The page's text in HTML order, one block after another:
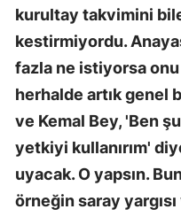
kurultay takvimini
kestirmiyordu.
fazla ne istiyorsa
herhalde artık genel
ve Kemal Bey, 'Ben
yetkiyi kullanırım'
uyacak. O yapsın.
örneğin saray